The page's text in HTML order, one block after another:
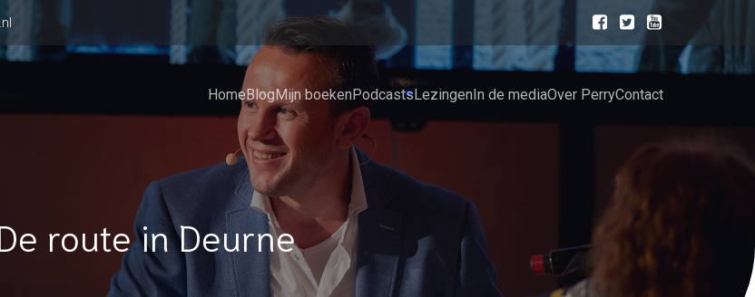
HomeBlogMijn boekenPodcastsLezingenIn de mediaOver PerryContact
route in Deurne